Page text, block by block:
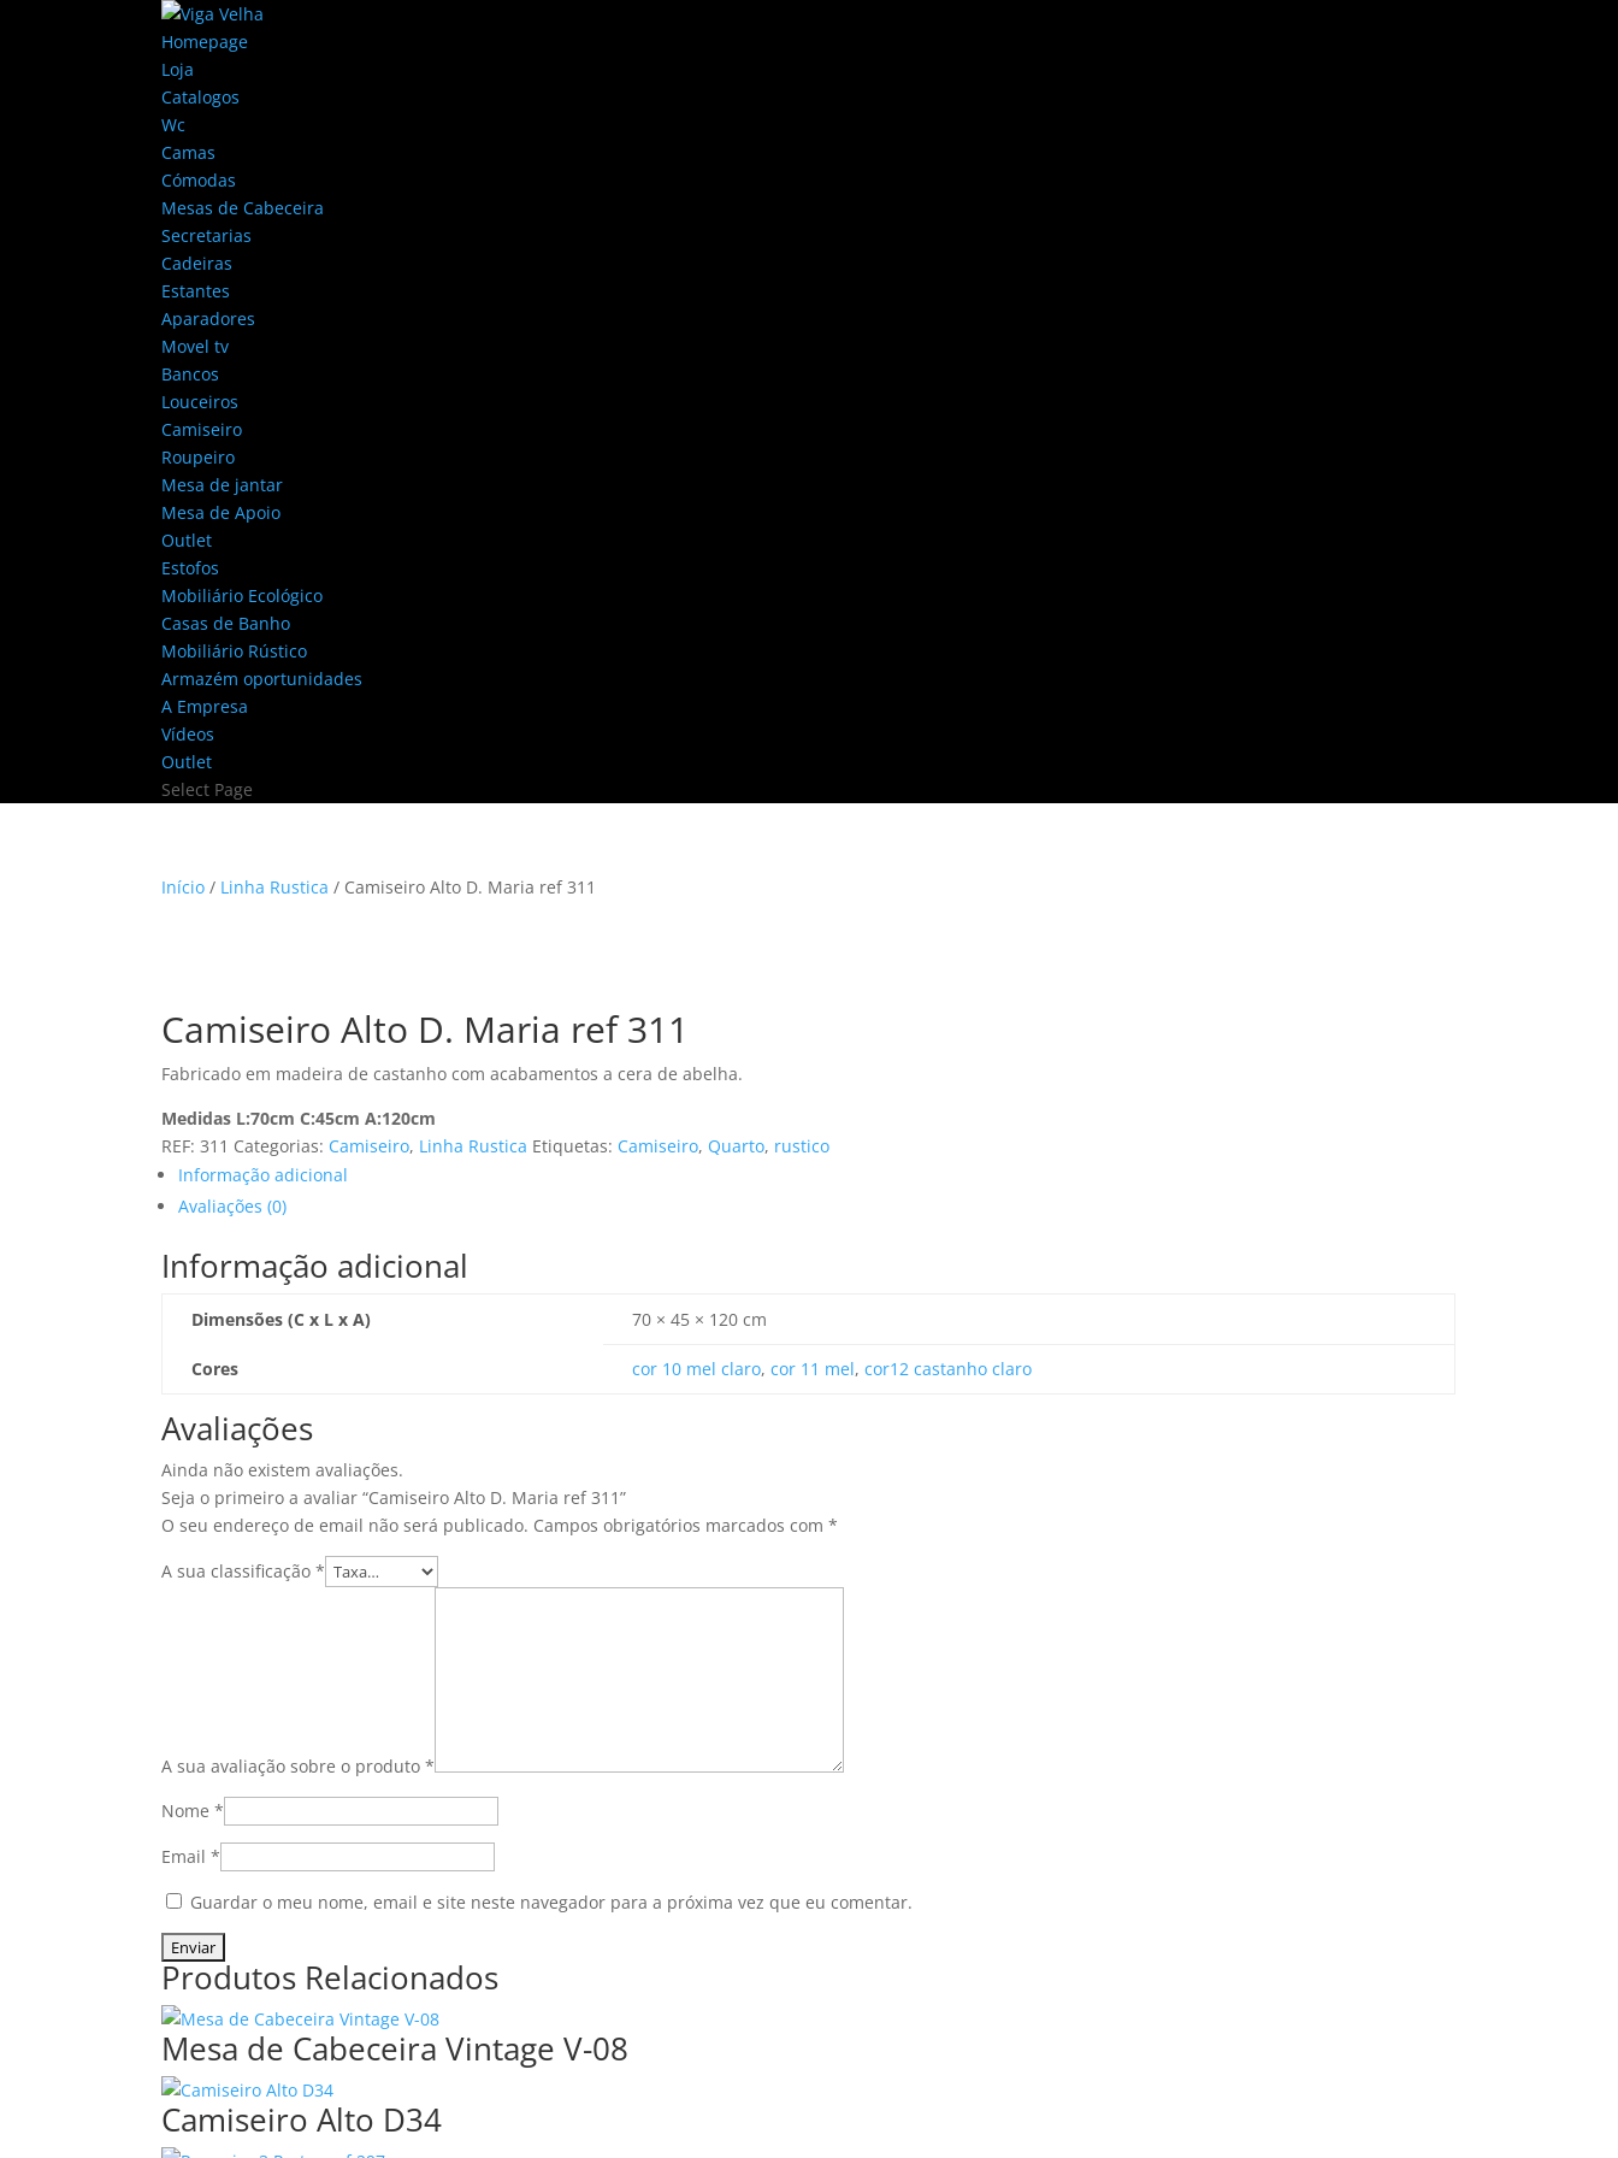
Homepage
Loja
Catalogos
Wc
Camas
Cómodas
Mesas de Cabeceira
Secretarias
Cadeiras
Estantes
Aparadores
Movel tv
Bancos
Louceiros
Camiseiro
Roupeiro
Mesa de jantar
Mesa de Apoio
Outlet
Estofos
Mobiliário Ecológico
Casas de Banho
Mobiliário Rústico
Armazém oportunidades
A Empresa
Vídeos
Outlet
Select Page
Início / Linha Rustica / Camiseiro Alto D. Maria ref 311
Camiseiro Alto D. Maria ref 311
Fabricado em madeira de castanho com acabamentos a cera de abelha.
Medidas L:70cm C:45cm A:120cm
REF:311 Categorias: Camiseiro, Linha Rustica Etiquetas: Camiseiro, Quarto, rustico
Informação adicional
Avaliações (0)
Informação adicional
Dimensões (C x L x A) 70 × 45 × 120 cm
Cores cor 10 mel claro,cor 11 mel,cor12 castanho claro
Avaliações
Ainda não existem avaliações.
Seja o primeiro a avaliar “Camiseiro Alto D. Maria ref 311”
O seu endereço de email não será publicado. Campos obrigatórios marcados com*
A sua classificação*
A sua avaliação sobre o produto*
Nome*
Email*
Guardar o meu nome, email e site neste navegador para a próxima vez que eu comentar.
Produtos Relacionados
Mesa de Cabeceira Vintage V-08
Camiseiro Alto D34